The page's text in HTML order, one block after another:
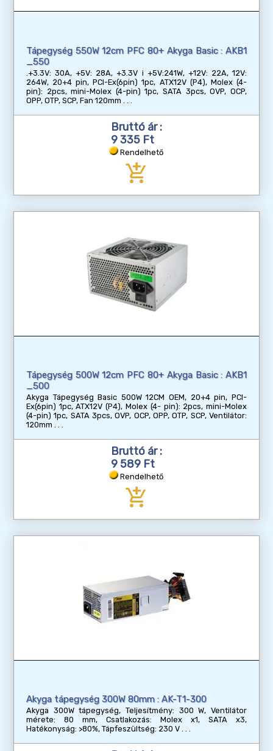
Tápegység 550W 12cm PFC 80+ Akyga Basic : AKB1
_550
.+3.3V: 30A, +5V: 28A, +3.3V i +5V:241W, +12V: 22A, 12V:
264W, 20+4 pin, PCI-Ex(6pin) 1pc, ATX12V (P4), Molex (4-
pin): 2pcs, mini-Molex (4-pin) 1pc, SATA 3pcs, OVP, OCP,
OPP, OTP, SCP, Fan 120mm
Bruttó ár :
9 335 Ft
Rendelhető
add_shopping_cart
Tápegység 500W 12cm PFC 80+ Akyga Basic : AKB1
_500
Akyga Tápegység Basic 500W 12CM OEM, 20+4 pin, PCI-
Ex(6pin) 1pc, ATX12V (P4), Molex (4- pin): 2pcs, mini-Molex
(4-pin) 1pc, SATA 3pcs, OVP, OCP, OPP, OTP, SCP, Ventilátor:
120mm
Bruttó ár :
9 589 Ft
Rendelhető
add_shopping_cart
Akyga tápegység 300W 80mm : AK-T1-300
Akyga 300W tápegység, Teljesítmény: 300 W, Ventilátor
mérete: 80 mm, Csatlakozás: Molex x1, SATA x3,
Hatékonyság: >80%, Tápfeszültség: 230 V